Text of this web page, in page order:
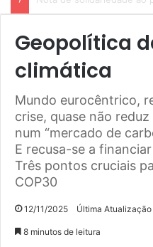
Geopolítica
climática
Mundo eurocêntrico,
crise, quase não
num “mercado de
E recusa-se a
Três pontos cruciais
COP30
12/11/2025 Última
8 minutos de leitura